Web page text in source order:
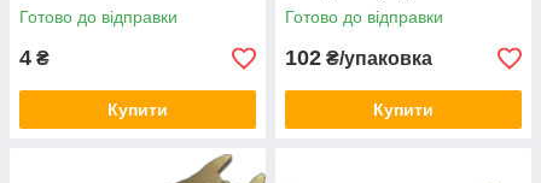
Готово до відправки
4 ₴
Купити
Готово до відправки
102 ₴/упаковка
Купити